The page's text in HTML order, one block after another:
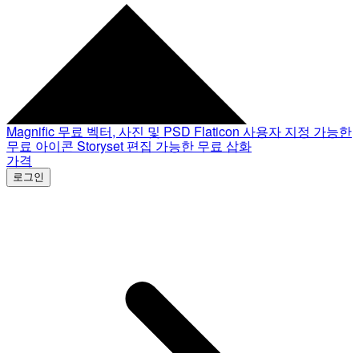
Magnific 무료 벡터, 사진 및 PSD Flaticon 사용자 지정 가능한
무료 아이콘 Storyset 편집 가능한 무료 삽화
가격
로그인